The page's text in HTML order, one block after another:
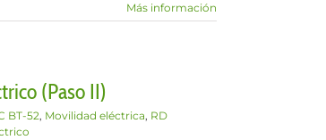
Más información
(Paso II)
BT-52, Movilidad eléctrica, RD